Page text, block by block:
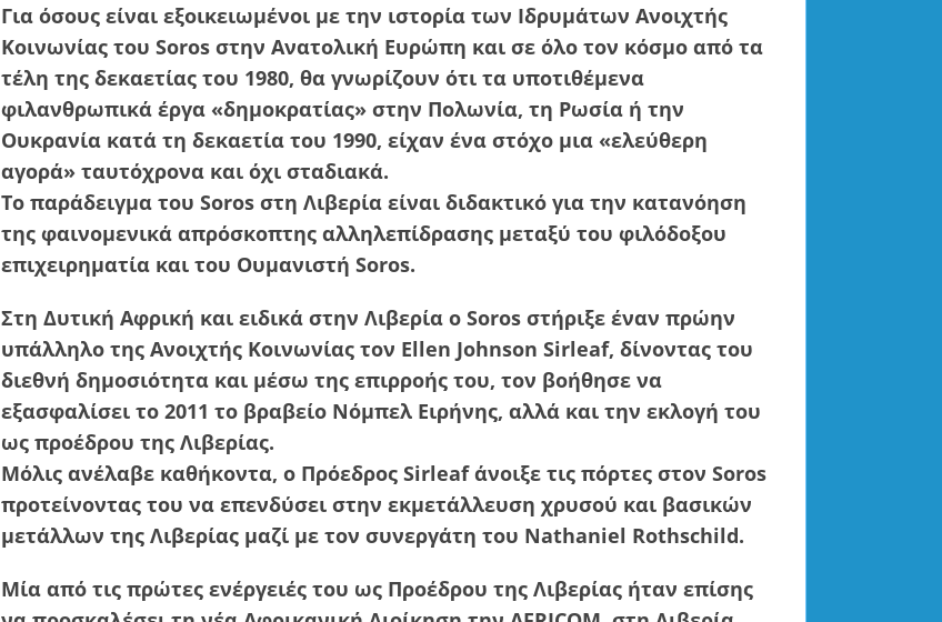
Για όσους είναι εξοικειωμένοι με την ιστορία των Ιδρυμάτων Ανοιχτής
Κοινωνίας του Soros στην Ανατολική Ευρώπη και σε όλο τον κόσμο από τα
τέλη της δεκαετίας του 1980, θα γνωρίζουν ότι τα υποτιθέμενα
φιλανθρωπικά έργα «δημοκρατίας» στην Πολωνία, τη Ρωσία ή την
Ουκρανία κατά τη δεκαετία του 1990, είχαν ένα στόχο μια «ελεύθερη
αγορά» ταυτόχρονα και όχι σταδιακά.
Το παράδειγμα του Soros στη Λιβερία είναι διδακτικό για την κατανόηση
της φαινομενικά απρόσκοπτης αλληλεπίδρασης μεταξύ του φιλόδοξου
επιχειρηματία και του Ουμανιστή Soros.
Στη Δυτική Αφρική και ειδικά στην Λιβερία ο Soros στήριξε έναν πρώην
υπάλληλο της Ανοιχτής Κοινωνίας τον Ellen Johnson Sirleaf, δίνοντας του
διεθνή δημοσιότητα και μέσω της επιρροής του, τον βοήθησε να
εξασφαλίσει το 2011 το βραβείο Νόμπελ Ειρήνης, αλλά και την εκλογή του
ως προέδρου της Λιβερίας.
Μόλις ανέλαβε καθήκοντα, ο Πρόεδρος Sirleaf άνοιξε τις πόρτες στον Soros
προτείνοντας του να επενδύσει στην εκμετάλλευση χρυσού και βασικών
μετάλλων της Λιβερίας μαζί με τον συνεργάτη του Nathaniel Rothschild.
Μία από τις πρώτες ενέργειές του ως Προέδρου της Λιβερίας ήταν επίσης